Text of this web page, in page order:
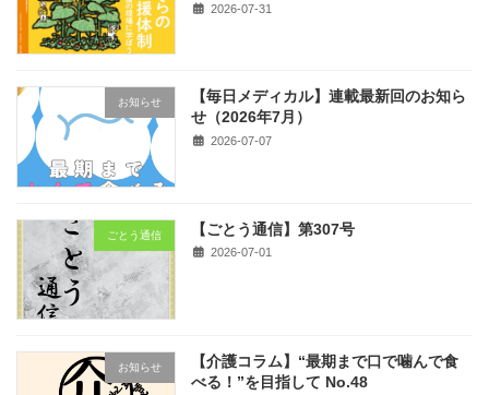
2026-07-31
お知らせ
【毎日メディカル】連載最新回のお知ら
せ（2026年7月）
2026-07-07
ごとう通信 【ごとう通信】第307号
2026-07-01
お知らせ
【介護コラム】“最期まで口で噛んで食
べる！”を目指して No.48